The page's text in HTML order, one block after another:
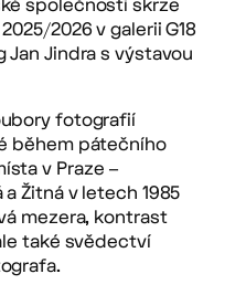
společnosti skrze
2026 v galerii G18
Jindra s výstavou
fotografií
během pátečního
v Praze –
Žitná v letech 1985
mezera, kontrast
také svědectví